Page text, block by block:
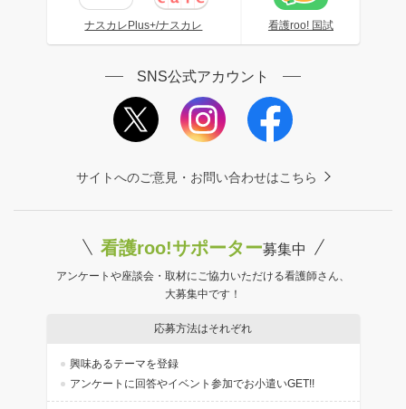
ナスカレPlus+/ナスカレ 看護roo! 国試
SNS公式アカウント
サイトへのご意見・お問い合わせはこちら
看護roo!サポーター募集中
アンケートや座談会・取材にご協力いただける看護師さん、
大募集中です！
応募方法はそれぞれ
興味あるテーマを登録
アンケートに回答やイベント参加でお小遣いGET!!